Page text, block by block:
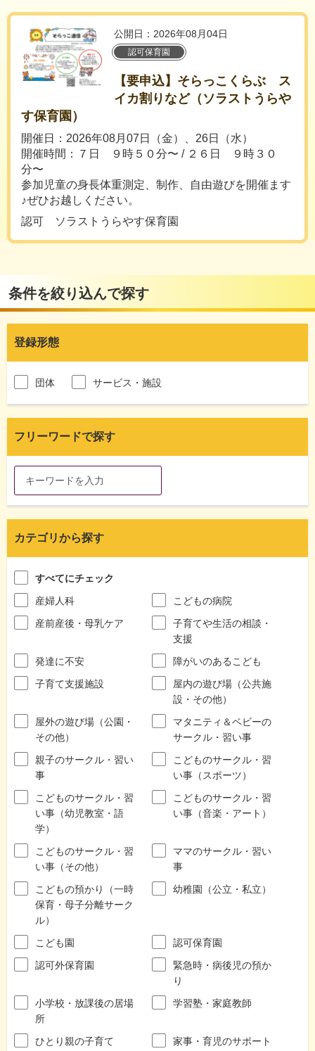
公開日：2026年08月04日
認可保育園
【要申込】そらっこくらぶ ス
イカ割りなど（ソラストうらや
す保育園）
開催日：2026年08月07日（金）、26日（水）
開催時間：７日 ９時５０分〜 / ２６日 ９時３０
分〜
参加児童の身長体重測定、制作、自由遊びを開催ます
♪ぜひお越しください。
認可 ソラストうらやす保育園
条件を絞り込んで探す
登録形態
団体 サービス・施設
フリーワードで探す
カテゴリから探す
すべてにチェック
産婦人科
こどもの病院
産前産後・母乳ケア
子育てや生活の相談・
支援
発達に不安
障がいのあるこども
子育て支援施設
屋内の遊び場（公共施
設・その他）
屋外の遊び場（公園・
その他）
マタニティ＆ベビーの
サークル・習い事
親子のサークル・習い
事
こどものサークル・習
い事（スポーツ）
こどものサークル・習
い事（幼児教室・語
学）
こどものサークル・習
い事（音楽・アート）
こどものサークル・習
い事（その他）
ママのサークル・習い
事
こどもの預かり（一時
保育・母子分離サーク
ル）
幼稚園（公立・私立）
こども園
認可保育園
認可外保育園
緊急時・病後児の預か
り
小学校・放課後の居場
所
学習塾・家庭教師
ひとり親の子育て 家事・育児のサポート